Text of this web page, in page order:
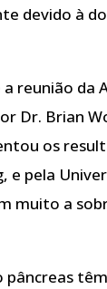
devido à
reunião da
Dr. Brian
os
pela
muito a
pâncreas